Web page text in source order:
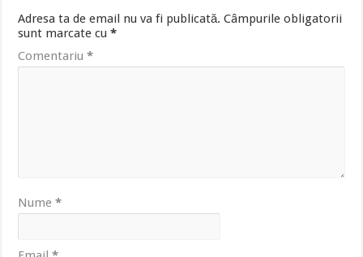
Adresa ta de email nu va fi publicată. Câmpurile obligatorii
sunt marcate cu*
Comentariu*
Nume*